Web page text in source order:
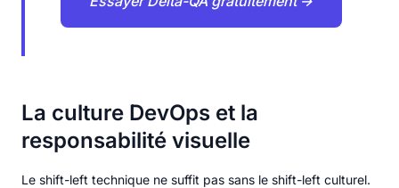
La culture DevOps et la
responsabilité visuelle
Le shift-left technique ne suffit pas sans le shift-left culturel.